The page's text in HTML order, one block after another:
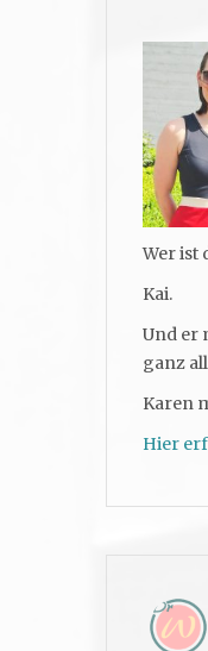
Wer ist
Kai.
Und er
ganz
Karen
Hier